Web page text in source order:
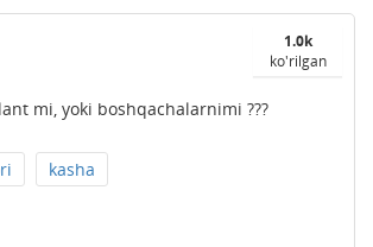
1.0k
ko'rilgan
mi, yoki boshqachalarnimi ???
kasha